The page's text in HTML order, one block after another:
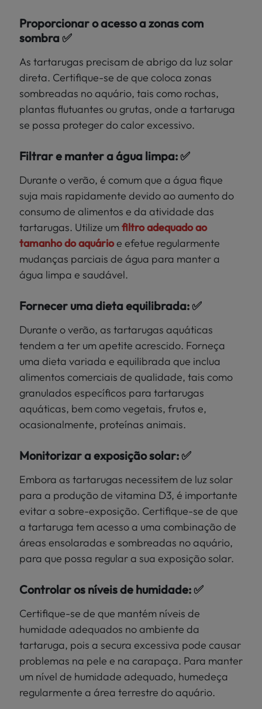
Proporcionar o acesso a zonas com
sombra ✅
As tartarugas precisam de abrigo da luz solar
direta. Certifique-se de que coloca zonas
sombreadas no aquário, tais como rochas,
plantas flutuantes ou grutas, onde a tartaruga
se possa proteger do calor excessivo.
Filtrar e manter a água limpa: ✅
Durante o verão, é comum que a água fique
suja mais rapidamente devido ao aumento do
consumo de alimentos e da atividade das
tartarugas. Utilize um filtro adequado ao
tamanho do aquárioe efetue regularmente
mudanças parciais de água para manter a
água limpa e saudável.
Fornecer uma dieta equilibrada: ✅
Durante o verão, as tartarugas aquáticas
tendem a ter um apetite acrescido. Forneça
uma dieta variada e equilibrada que inclua
alimentos comerciais de qualidade, tais como
granulados específicos para tartarugas
aquáticas, bem como vegetais, frutos e,
ocasionalmente, proteínas animais.
Monitorizar a exposição solar: ✅
Embora as tartarugas necessitem de luz solar
para a produção de vitamina D3, é importante
evitar a sobre-exposição. Certifique-se de que
a tartaruga tem acesso a uma combinação de
áreas ensolaradas e sombreadas no aquário,
para que possa regular a sua exposição solar.
Controlar os níveis de humidade: ✅
Certifique-se de que mantém níveis de
humidade adequados no ambiente da
tartaruga, pois a secura excessiva pode causar
problemas na pele e na carapaça. Para manter
um nível de humidade adequado, humedeça
regularmente a área terrestre do aquário.